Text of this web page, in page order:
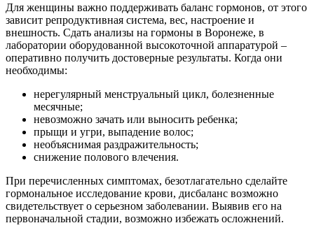
Для женщины важно поддерживать баланс гормонов, от этого
зависит репродуктивная система, вес, настроение и
внешность. Сдать анализы на гормоны в Воронеже, в
лаборатории оборудованной высокоточной аппаратурой –
оперативно получить достоверные результаты. Когда они
необходимы:
нерегулярный менструальный цикл, болезненные
месячные;
невозможно зачать или выносить ребенка;
прыщи и угри, выпадение волос;
необъяснимая раздражительность;
снижение полового влечения.
При перечисленных симптомах, безотлагательно сделайте
гормональное исследование крови, дисбаланс возможно
свидетельствует о серьезном заболевании. Выявив его на
первоначальной стадии, возможно избежать осложнений.